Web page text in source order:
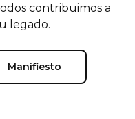
contribuimos a
legado.
Manifiesto